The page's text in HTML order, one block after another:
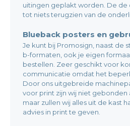
uitingen geplakt worden. De de
tot niets terugzien van de
Blueback posters en
Je kunt bij Promosign, naast de
b-formaten, ook je eigen
bestellen. Zeer geschikt voor
communicatie omdat het
Door ons uitgebreide
voor print zijn wij niet
maar zullen wij alles uit de kast
advies in print te geven.